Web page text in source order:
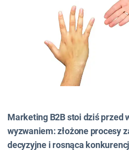
Marketing B2B stoi dziś przed
wyzwaniem: złożone procesy
decyzyjne i rosnąca